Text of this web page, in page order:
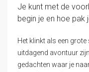
Je kunt met de
begin je en hoe pak
Het klinkt als een grote
uitdagend avontuur
gedachten waar je